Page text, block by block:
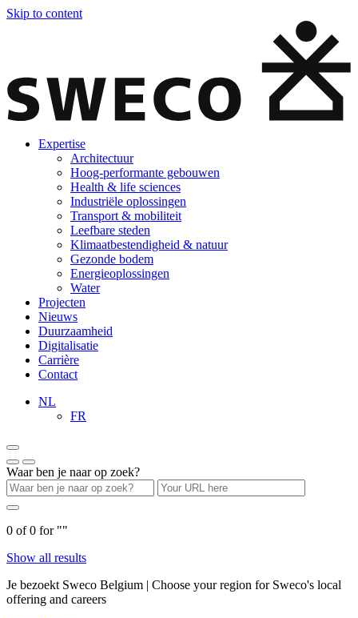
Skip to content
Expertise
Architectuur
Hoog-performante gebouwen
Health & life sciences
Industriële oplossingen
Transport & mobiliteit
Leefbare steden
Klimaatbestendigheid & natuur
Gezonde bodem
Energieoplossingen
Water
Projecten
Nieuws
Duurzaamheid
Digitalisatie
Carrière
Contact
NL
FR
Waar ben je naar op zoek?
0 of0 for ""
Show all results
Je bezoekt Sweco Belgium | Choose your region for Sweco's local
offering and careers